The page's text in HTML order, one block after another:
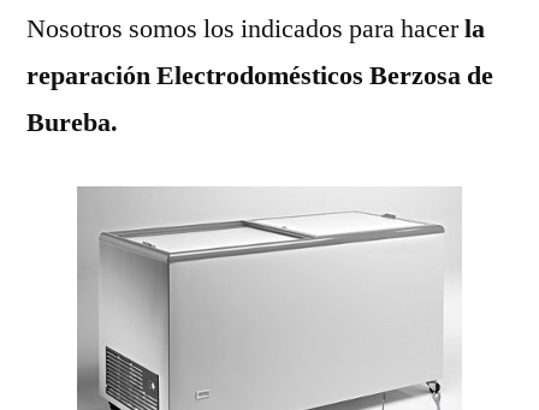
Nosotros somos los indicados para hacerla
reparación Electrodomésticos Berzosa de
Bureba.